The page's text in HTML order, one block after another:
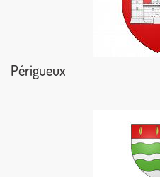
Périgueux